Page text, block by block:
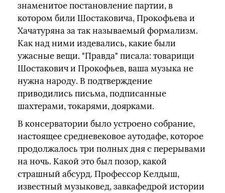
знаменитое постановление партии, в
котором били Шостаковича, Прокофьева и
Хачатуряна за так называемый формализм.
Как над ними издевались, какие были
ужасные вещи. "Правда" писала: товарищи
Шостакович и Прокофьев, ваша музыка не
нужна народу. В подтверждение
приводились письма, подписанные
шахтерами, токарями, доярками.
В консерватории было устроено собрание,
настоящее средневековое аутодафе, которое
продолжалось три полных дня с перерывами
на ночь. Какой это был позор, какой
страшный абсурд. Профессор Келдыш,
известный музыковед, завкафедрой истории